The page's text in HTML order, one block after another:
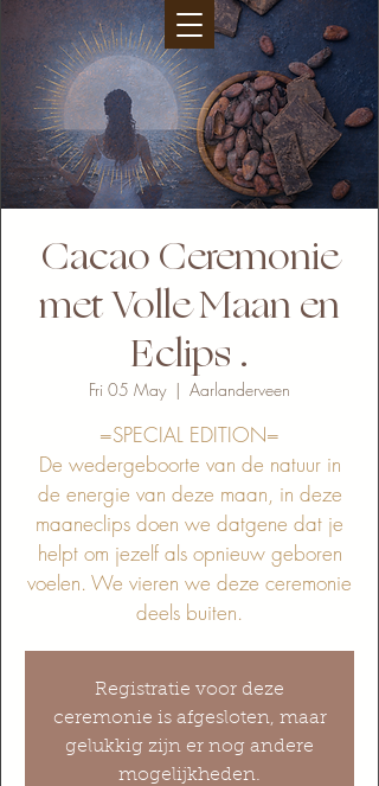
Cacao Ceremonie
met Volle Maan en
Eclips .
Fri 05 May
  |
Aarlanderveen
=SPECIAL EDITION=
De wedergeboorte van de natuur in
de energie van deze maan, in deze
maaneclips doen we datgene dat je
helpt om jezelf als opnieuw geboren
voelen. We vieren we deze ceremonie
deels buiten.
Registratie voor deze
ceremonie is afgesloten, maar
gelukkig zijn er nog andere
mogelijkheden.